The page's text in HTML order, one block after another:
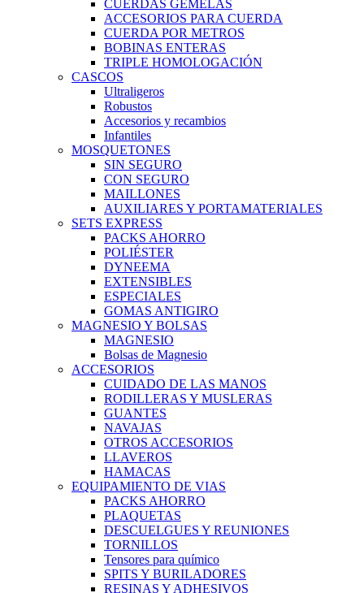
CUERDAS GEMELAS
ACCESORIOS PARA CUERDA
CUERDA POR METROS
BOBINAS ENTERAS
TRIPLE HOMOLOGACIÓN
CASCOS
Ultraligeros
Robustos
Accesorios y recambios
Infantiles
MOSQUETONES
SIN SEGURO
CON SEGURO
MAILLONES
AUXILIARES Y PORTAMATERIALES
SETS EXPRESS
PACKS AHORRO
POLIÉSTER
DYNEEMA
EXTENSIBLES
ESPECIALES
GOMAS ANTIGIRO
MAGNESIO Y BOLSAS
MAGNESIO
Bolsas de Magnesio
ACCESORIOS
CUIDADO DE LAS MANOS
RODILLERAS Y MUSLERAS
GUANTES
NAVAJAS
OTROS ACCESORIOS
LLAVEROS
HAMACAS
EQUIPAMIENTO DE VIAS
PACKS AHORRO
PLAQUETAS
DESCUELGUES Y REUNIONES
TORNILLOS
Tensores para químico
SPITS Y BURILADORES
RESINAS Y ADHESIVOS